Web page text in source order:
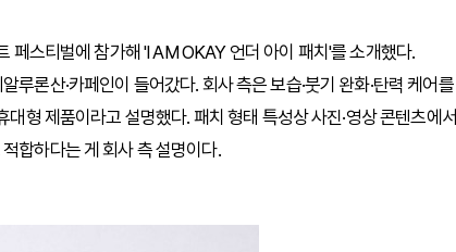
페스티벌에 참가해 'I AM OKAY 언더 아이 패치'를 소개했다.
루론산·카페인이 들어갔다. 회사 측은 보습·붓기 완화·탄력 케어를
형 제품이라고 설명했다. 패치 형태 특성상 사진·영상 콘텐츠에서
합하다는 게 회사 측 설명이다.